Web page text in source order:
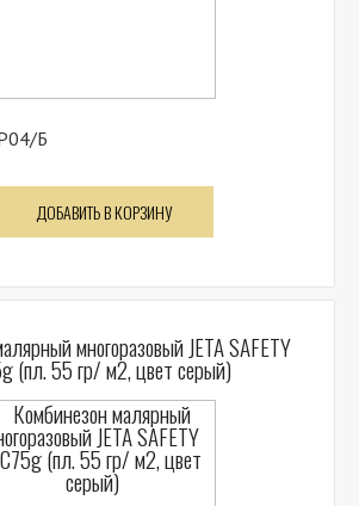
Б
ДОБАВИТЬ В КОРЗИНУ
многоразовый JETA SAFETY
(пл. 55 гр/ м2, цвет серый)